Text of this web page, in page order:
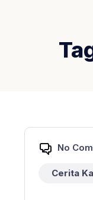
No
Cerita